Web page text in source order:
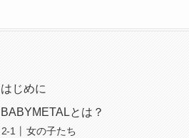
はじめに
BABYMETALとは？
女の子たち